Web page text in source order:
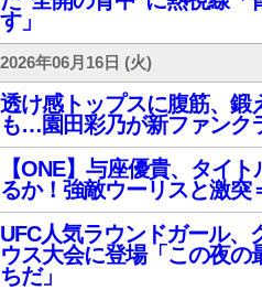
す」
2026年06月16日 (火)
透け感トップスに腹筋、鍛
も…園田彩乃が新ファンク
【ONE】与座優貴、タイ
るか！強敵ウーリスと激突
UFC人気ラウンドガール、
ウス大会に登場「この夜の
ちだ」